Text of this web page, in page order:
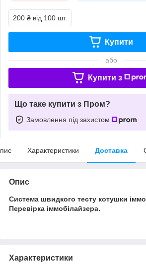
200 ₴ від 100 шт.
Купити
або
Купити з
Що таке купити з Пром?
Замовлення під захистом
Характеристики Доставка
Опис
Система швидкого тесту котушки
Перевірка іммобілайзера.
Характеристики